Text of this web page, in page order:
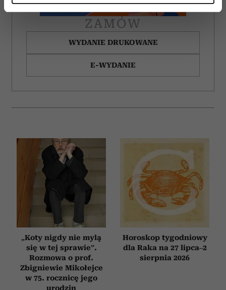
dane są przetwarzane oraz ustaw własne preferencje w
sekcji szczegółów. W Deklaracji plików cookie możesz
zmienić lub wycofać swoją zgodę w dowolnej chwili.
Wykorzystujemy pliki cookie do spersonalizowania treści
analizować ruch w naszej witrynie. Informacje o tym, jak
otrzymanymi od Ciebie lub uzyskanymi podczas
korzystania z ich usług.
ZAMÓW
WYDANIE DRUKOWANE
E-WYDANIE
„Koty nigdy nie mylą
się w tej sprawie”.
Rozmowa o prof.
Zbigniewie Mikołejce
w 75. rocznicę jego
urodzin
Horoskop tygodniowy
dla Raka na 27 lipca–2
sierpnia 2026